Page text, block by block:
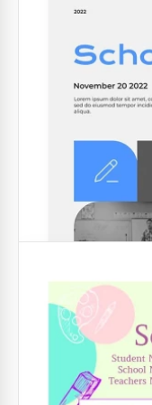
projets
Google Slides
Rapport
Ce modèle est
électronique,
manuellement